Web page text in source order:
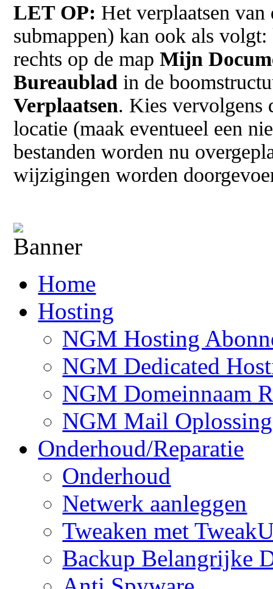
LET OP: Het verplaatsen
submappen) kan ook als
rechts op de mapMijn
Bureaublad in de
Verplaatsen. Kies vervolgens
locatie (maak eventueel een
bestanden worden nu
wijzigingen worden
Home
Hosting
NGM Hosting
NGM Dedicated
NGM Domeinnaam
NGM Mail
Onderhoud/Reparatie
Onderhoud
Netwerk aanleggen
Tweaken met
Backup Belangrijke